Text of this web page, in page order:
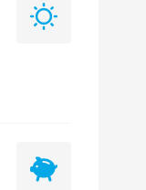
Léto
Nejlevnější